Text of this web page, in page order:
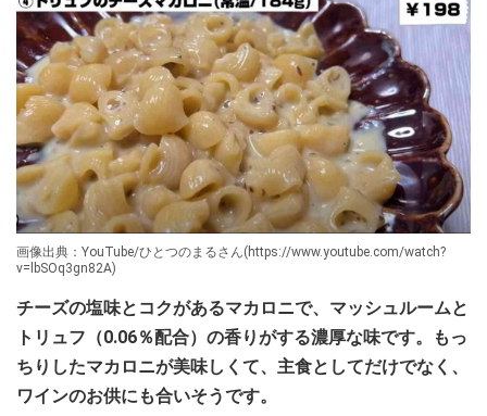
画像出典：YouTube/ひとつのまるさん(https://www.youtube.com/watch?
v=lbSOq3gn82A)
チーズの塩味とコクがあるマカロニで、マッシュルームと
トリュフ（0.06％配合）の香りがする濃厚な味です。もっ
ちりしたマカロニが美味しくて、主食としてだけでなく、
ワインのお供にも合いそうです。